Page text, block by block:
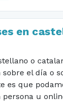
en
o
sobre el día o
es que
persona u